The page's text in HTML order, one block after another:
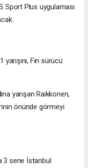
Sport Plus uygulaması
Fin sürücü
yarışan Raikkonen,
önünde görmeyi
3 sene İstanbul